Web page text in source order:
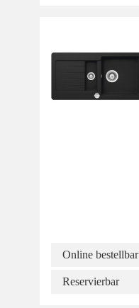
Online bestellbar
Reservierbar